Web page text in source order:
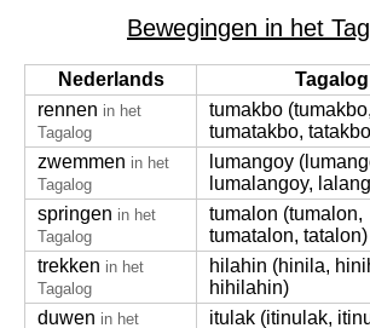
Bewegingen in het
Nederlands
Tagalog
rennen in het
Tagalog
tumakbo (tumakbo,
tumatakbo,
zwemmen in het
Tagalog
lumangoy
lumalangoy,
springen in het
Tagalog
tumalon (tumalon,
tumatalon, tatalon)
trekken in het
Tagalog
hilahin (hinila,
hihilahin)
duwen in het itulak (itinulak,